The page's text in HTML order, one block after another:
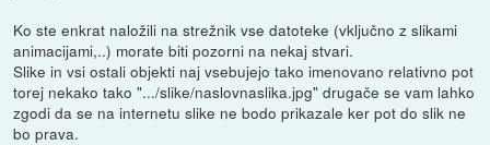
Ko ste enkrat naložili na strežnik vse datoteke (vključno z slikami
animacijami,..) morate biti pozorni na nekaj stvari.
Slike in vsi ostali objekti naj vsebujejo tako imenovano relativno pot
torej nekako tako ".../slike/naslovnaslika.jpg" drugače se vam lahko
zgodi da se na internetu slike ne bodo prikazale ker pot do slik ne
bo prava.